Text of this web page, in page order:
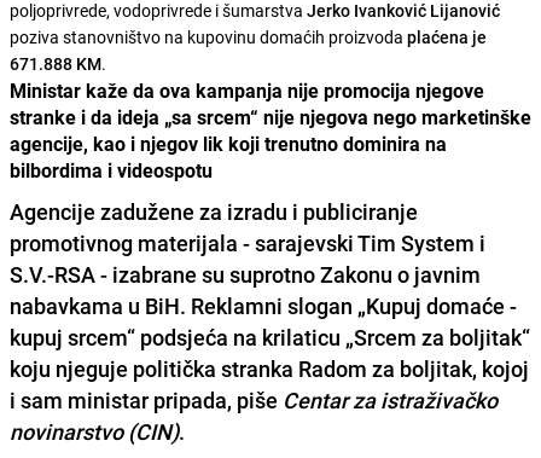
poljoprivrede, vodoprivrede i šumarstva Jerko Ivanković Lijanović
poziva stanovništvo na kupovinu domaćih proizvoda plaćena je
671.888 KM.
Ministar kaže da ova kampanja nije promocija njegove
stranke i da ideja „sa srcem“ nije njegova nego marketinške
agencije, kao i njegov lik koji trenutno dominira na
bilbordima i videospotu
Agencije zadužene za izradu i publiciranje
promotivnog materijala - sarajevski Tim System i
S.V.-RSA - izabrane su suprotno Zakonu o javnim
nabavkama u BiH. Reklamni slogan „Kupuj domaće -
kupuj srcem“ podsjeća na krilaticu „Srcem za boljitak“
koju njeguje politička stranka Radom za boljitak, kojoj
i sam ministar pripada, piše Centar za istraživačko
novinarstvo (CIN).